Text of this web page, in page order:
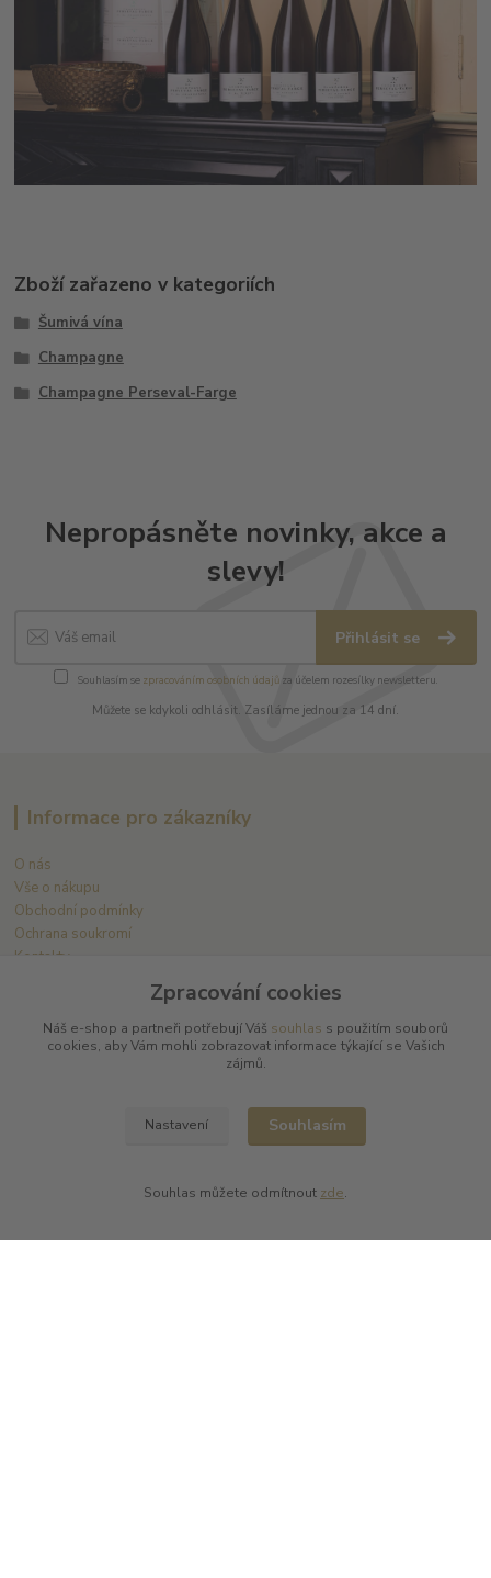
Zboží zařazeno v kategoriích
Šumivá vína
Champagne
Champagne Perseval-Farge
Nepropásněte novinky, akce a
slevy!
Přihlásit se
Souhlasím se zpracováním osobních údajůza účelem rozesílky newsletteru.
Můžete se kdykoli odhlásit. Zasíláme jednou za 14 dní.
Informace pro zákazníky
O nás
Vše o nákupu
Obchodní podmínky
Ochrana soukromí
Kontakty
Zastupujeme tyto výrobce
Champagne Jean-Marc Sélèque
Zpracování cookies
Náš e-shop a partneři potřebují Váš souhlas s použitím souborů
cookies, aby Vám mohli zobrazovat informace týkající se Vašich
zájmů.
Nastavení Souhlasím
Souhlas můžete odmítnout zde.